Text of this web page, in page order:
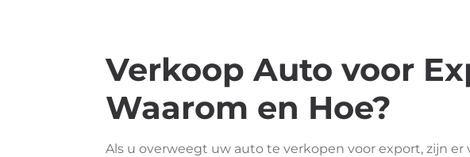
Verkoop Auto voor
Waarom en Hoe?
Als u overweegt uw auto te verkopen voor export, zijn